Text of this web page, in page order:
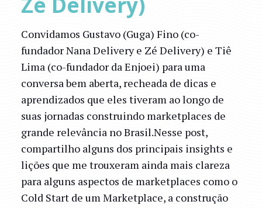
Convidamos Gustavo (Guga) Fino (co-
fundador Nana Delivery e Zé Delivery) e Tiê
Lima (co-fundador da Enjoei) para uma
conversa bem aberta, recheada de dicas e
aprendizados que eles tiveram ao longo de
suas jornadas construindo marketplaces de
grande relevância no Brasil.Nesse post,
compartilho alguns dos principais insights e
lições que me trouxeram ainda mais clareza
para alguns aspectos de marketplaces como o
Cold Start de um Marketplace, a construção